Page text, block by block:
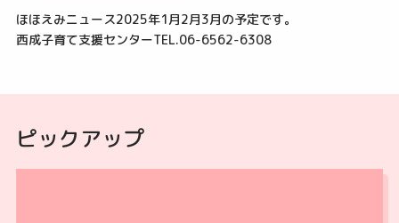
ほほえみニュース2025年1月2月3月の予定です。
西成子育て支援センターTEL.06-6562-6308
ピックアップ